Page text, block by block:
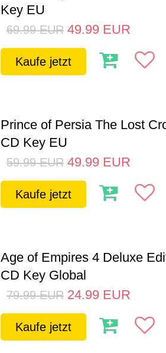
Key EU
69.99 EUR 49.99 EUR
Kaufe jetzt
Prince of Persia The Lost
CD Key EU
59.99 EUR 49.99 EUR
Kaufe jetzt
Age of Empires 4 Deluxe
CD Key Global
79.99 EUR 24.99 EUR
Kaufe jetzt